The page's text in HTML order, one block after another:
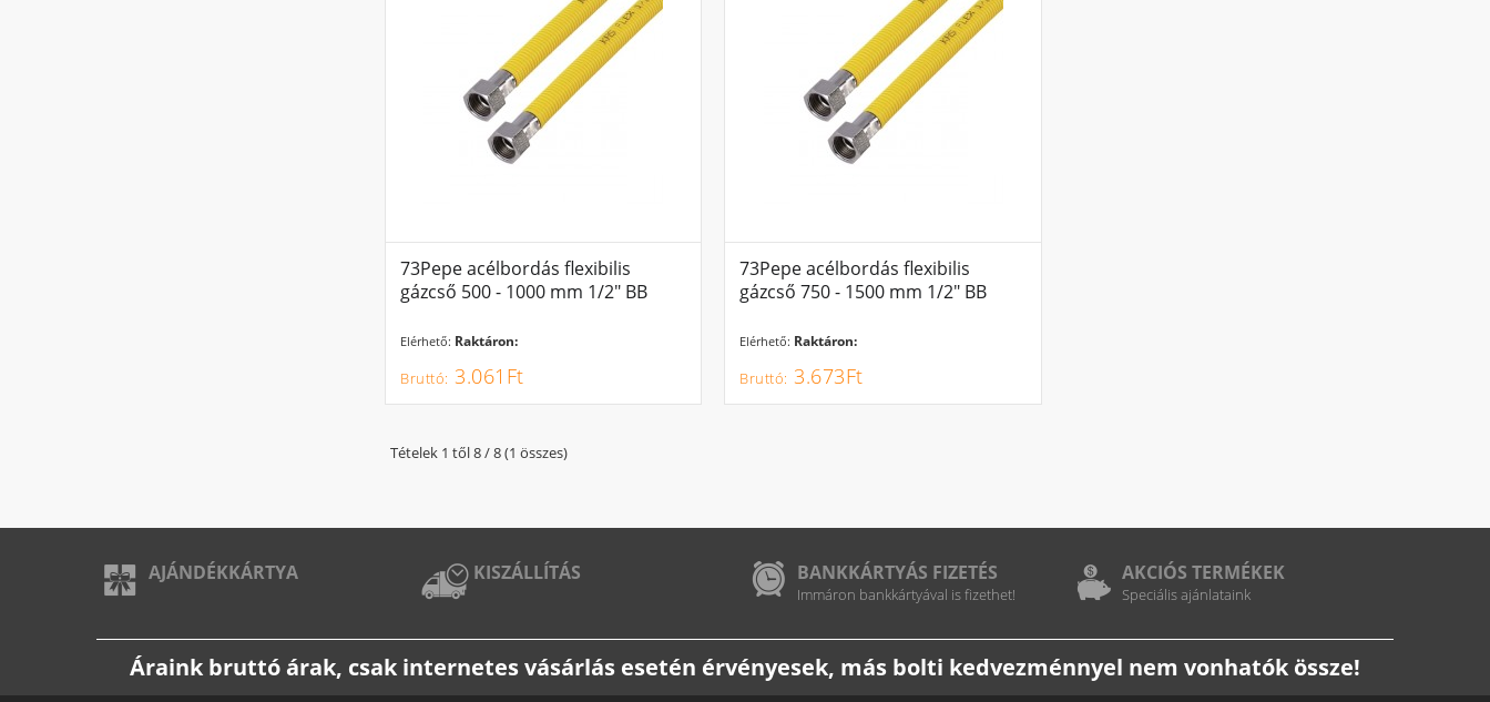
73Pepe acélbordás flexibilis
gázcső 500 - 1000 mm 1/2" BB
Elérhető: Raktáron:
3.061Ft
73Pepe acélbordás flexibilis
gázcső 750 - 1500 mm 1/2" BB
Elérhető: Raktáron:
3.673Ft
Tételek 1 től 8 / 8 (1 összes)
AJÁNDÉKKÁRTYA KISZÁLLÍTÁS BANKKÁRTYÁS FIZETÉS
Immáron bankkártyával is fizethet!
AKCIÓS TERMÉKEK
Speciális ajánlataink
Áraink bruttó árak, csak internetes vásárlás esetén érvényesek, más bolti kedvezménnyel nem vonhatók össze!